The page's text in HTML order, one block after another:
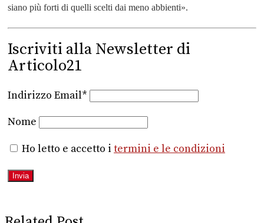
siano più forti di quelli scelti dai meno abbienti».
Iscriviti alla Newsletter di
Articolo21
Indirizzo Email*
Nome
Ho letto e accetto i termini e le condizioni